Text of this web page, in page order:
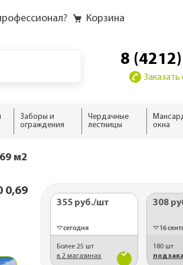
Корзина
8
Заборы и
ограждения
Чердачные
лестницы
окна
слоёв
кровли
м2
0,69
355 руб./шт
сегодня
Более 25 шт
в 2 магазинах
308
16
180 шт
под